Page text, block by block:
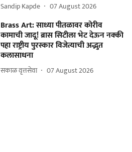
Sandip Kapde 07 August 2026
Brass Art: साध्या पीतळावर कोरीव
कामाची जादू! ब्रास सिटीला भेट देऊन नक्की
पहा राष्ट्रीय पुरस्कार विजेत्याची अद्भुत
कलासाधना
सकाळ वृत्तसेवा 07 August 2026